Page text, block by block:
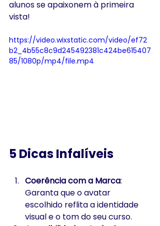
alunos se apaixonem à primeira
vista!
https://video.wixstatic.com/video/ef72
b2_4b55c8c9d245492381c424be615407
85/1080p/mp4/file.mp4
5 Dicas Infalíveis
Coerência com a Marca:
Garanta que o avatar
escolhido reflita a identidade
visual e o tom do seu curso.